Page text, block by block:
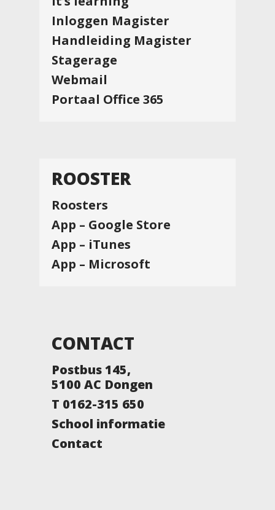
Inloggen Magister
Handleiding Magister
Stagerage
Webmail
Portaal Office 365
ROOSTER
Roosters
App – Google Store
App – iTunes
App – Microsoft
CONTACT
Postbus 145,
5100 AC Dongen
T 0162-315 650
School informatie
Contact